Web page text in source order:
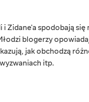
i Zidane'a spodobają
blogerzy
jak obchodzą
itp.